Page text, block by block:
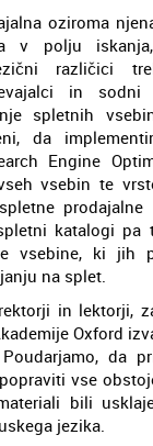
oziroma
v polju
različici
in sodni
spletnih
da
Engine
vsebin te
katalogi pa
vsebine, ki jih
na splet.
in lektorji,
Oxford
Poudarjamo, da
vse
bili
jezika.